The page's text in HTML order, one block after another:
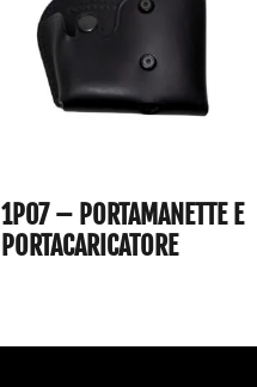
1P07 – PORTAMANETTE E
PORTACARICATORE